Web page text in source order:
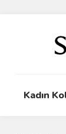
Kadın